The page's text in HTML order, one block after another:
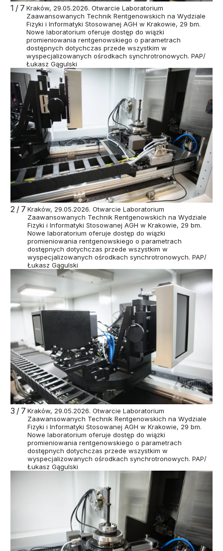
1/7 Kraków, 29.05.2026. Otwarcie Laboratorium
Zaawansowanych Technik Rentgenowskich na Wydziale
Fizyki i Informatyki Stosowanej AGH w Krakowie, 29 bm.
Nowe laboratorium oferuje dostęp do wiązki
promieniowania rentgenowskiego o parametrach
dostępnych dotychczas przede wszystkim w
wyspecjalizowanych ośrodkach synchrotronowych. PAP/
Łukasz Gągulski
2/7 Kraków, 29.05.2026. Otwarcie Laboratorium
Zaawansowanych Technik Rentgenowskich na Wydziale
Fizyki i Informatyki Stosowanej AGH w Krakowie, 29 bm.
Nowe laboratorium oferuje dostęp do wiązki
promieniowania rentgenowskiego o parametrach
dostępnych dotychczas przede wszystkim w
wyspecjalizowanych ośrodkach synchrotronowych. PAP/
Łukasz Gągulski
3/7 Kraków, 29.05.2026. Otwarcie Laboratorium
Zaawansowanych Technik Rentgenowskich na Wydziale
Fizyki i Informatyki Stosowanej AGH w Krakowie, 29 bm.
Nowe laboratorium oferuje dostęp do wiązki
promieniowania rentgenowskiego o parametrach
dostępnych dotychczas przede wszystkim w
wyspecjalizowanych ośrodkach synchrotronowych. PAP/
Łukasz Gągulski